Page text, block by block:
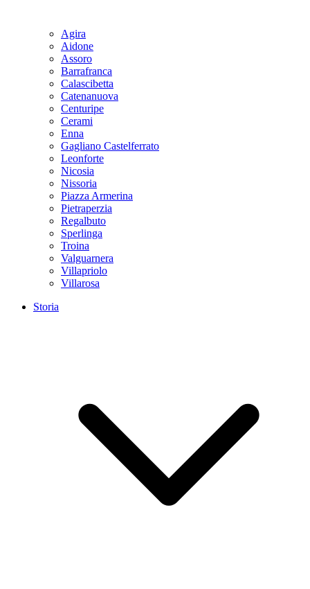
Agira
Aidone
Assoro
Barrafranca
Calascibetta
Catenanuova
Centuripe
Cerami
Enna
Gagliano Castelferrato
Leonforte
Nicosia
Nissoria
Piazza Armerina
Pietraperzia
Regalbuto
Sperlinga
Troina
Valguarnera
Villapriolo
Villarosa
Storia